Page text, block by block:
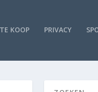
KOOP PRIVACY